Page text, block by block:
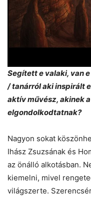
Segített e valaki, van
/ tanárról aki inspirált
aktív művész, akinek
elgondolkodtatnak?
Nagyon sokat
Ihász Zsuzsának és
az önálló alkotásban.
kiemelni, mivel
világszerte.